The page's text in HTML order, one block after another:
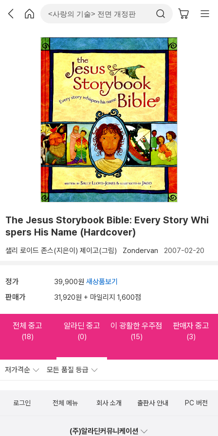
The Jesus Storybook Bible: Every Story Whi
spers His Name (Hardcover)
샐리 로이드 존스(지은이) 제이고(그림) Zondervan 2007-02-20
정가 39,900원 새상품보기
판매가 31,920원 + 마일리지 1,600점
전체 중고
(18)
알라딘 중고
(0)
이 광활한 우주점
(15)
판매자 중고
(3)
저가격순 모든 품질 등급
로그인 전체 메뉴 회사 소개 출판사 안내 PC 버전
(주)알라딘커뮤니케이션